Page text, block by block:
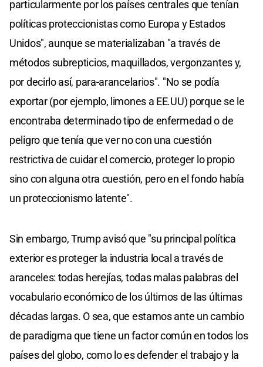
particularmente por los países centrales que tenían
políticas proteccionistas como Europa y Estados
Unidos", aunque se materializaban "a través de
métodos subrepticios, maquillados, vergonzantes y,
por decirlo así, para-arancelarios". "No se podía
exportar (por ejemplo, limones a EE.UU) porque se le
encontraba determinado tipo de enfermedad o de
peligro que tenía que ver no con una cuestión
restrictiva de cuidar el comercio, proteger lo propio
sino con alguna otra cuestión, pero en el fondo había
un proteccionismo latente".
Sin embargo, Trump avisó que "su principal política
exterior es proteger la industria local a través de
aranceles: todas herejías, todas malas palabras del
vocabulario económico de los últimos de las últimas
décadas largas. O sea, que estamos ante un cambio
de paradigma que tiene un factor común en todos los
países del globo, como lo es defender el trabajo y la